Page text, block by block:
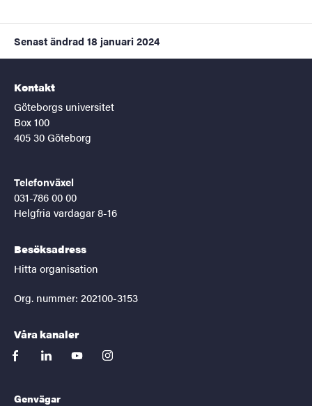
Senast ändrad 18 januari 2024
Kontakt
Göteborgs universitet
Box 100
405 30 Göteborg
Telefonväxel
031-786 00 00
Helgfria vardagar 8-16
Besöksadress
Hitta organisation
Org. nummer: 202100-3153
Våra kanaler
facebooklinkedinyoutubeinstagram
Genvägar